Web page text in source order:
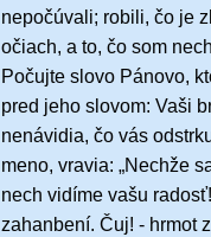
nepočúvali; robili, čo je
očiach, a to, čo som
Počujte slovo Pánovo,
pred jeho slovom: Vaši
nenávidia, čo vás
meno, vravia: „Nechže
nech vidíme vašu
zahanbení. Čuj! - hrmot